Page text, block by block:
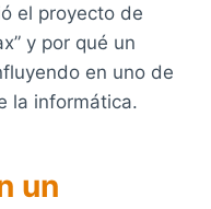
el proyecto de
y por qué un
en uno de
la informática.
un